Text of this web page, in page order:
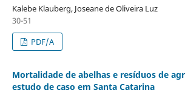
Kalebe Klauberg, Joseane de Oliveira Luz
30-51
PDF/A
Mortalidade de abelhas e resíduos de
estudo de caso em Santa Catarina